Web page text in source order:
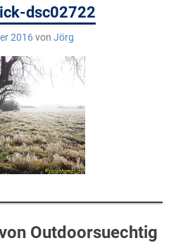
dsc02722
2016von Jörg
Outdoorsuechtig